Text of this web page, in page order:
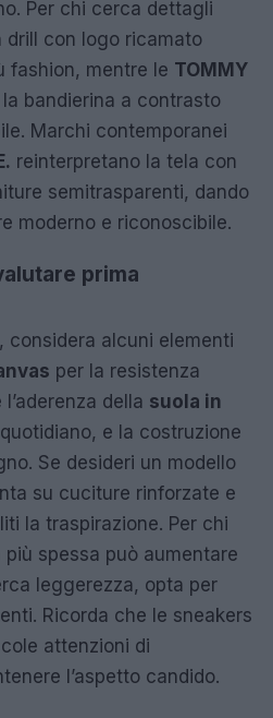
Per chi cerca dettagli
drill con logo ricamato
fashion, mentre le TOMMY
bandierina a contrasto
Marchi contemporanei
reinterpretano la tela con
semitrasparenti, dando
moderno e riconoscibile.
prima
considera alcuni elementi
per la resistenza
della suola in
e la costruzione
Se desideri un modello
su cuciture rinforzate e
la traspirazione. Per chi
spessa può aumentare
leggerezza, opta per
Ricorda che le sneakers
attenzioni di
l’aspetto candido.